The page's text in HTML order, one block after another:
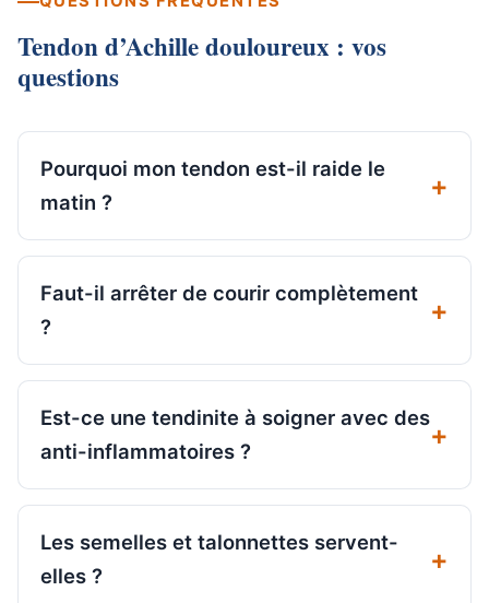
Tendon d’Achille douloureux : vos
questions
Pourquoi mon tendon est-il raide le
matin ?
Faut-il arrêter de courir complètement
?
Est-ce une tendinite à soigner avec des
anti-inflammatoires ?
Les semelles et talonnettes servent-
elles ?